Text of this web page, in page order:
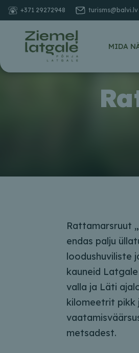
+371 29272948 turisms@balvi.lv
MIDA
Rattamarsruut
endas palju
loodushuviliste
kauneid
valla ja Läti
kilomeetrit pikk
metsadest.